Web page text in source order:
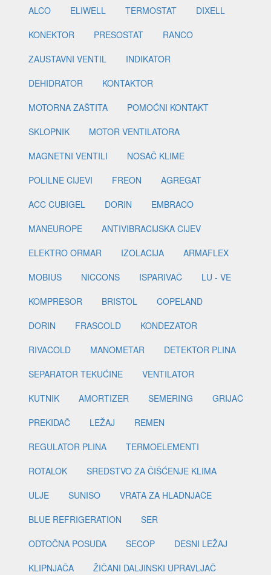
ALCO
ELIWELL TERMOSTAT
DIXELL
KONEKTOR
PRESOSTAT
RANCO
ZAUSTAVNI VENTIL
INDIKATOR
DEHIDRATOR
KONTAKTOR
MOTORNA ZAŠTITA
POMOĆNI KONTAKT
SKLOPNIK
MOTOR VENTILATORA
MAGNETNI VENTILI
NOSAČ KLIME
POLILNE CIJEVI
FREON
AGREGAT
ACC CUBIGEL
DORIN
EMBRACO
MANEUROPE
ANTIVIBRACIJSKA CIJEV
ELEKTRO ORMAR
IZOLACIJA
ARMAFLEX
MOBIUS
NICCONS ISPARIVAČ
LU - VE
KOMPRESOR
BRISTOL
COPELAND
DORIN
FRASCOLD
KONDEZATOR
RIVACOLD
MANOMETAR
DETEKTOR PLINA
SEPARATOR TEKUĆINE
VENTILATOR
KUTNIK
AMORTIZER SEMERING
GRIJAČ
PREKIDAČ
LEŽAJ
REMEN
REGULATOR PLINA
TERMOELEMENTI
ROTALOK
SREDSTVO ZA ČIŠĆENJE KLIMA
ULJE
SUNISO
VRATA ZA HLADNJAČE
BLUE REFRIGERATION
SER
ODTOČNA POSUDA
SECOP
DESNI LEŽAJ
KLIPNJAČA
ŽIČANI DALJINSKI UPRAVLJAČ